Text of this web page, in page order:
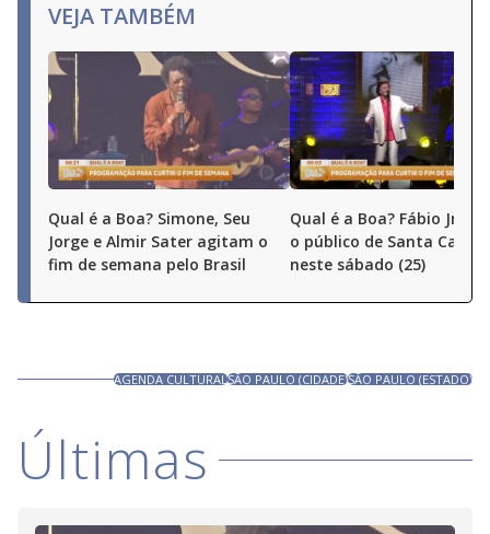
VEJA TAMBÉM
Qual é a Boa? Simone, Seu
Jorge e Almir Sater agitam o
fim de semana pelo Brasil
Qual é a Boa? Fábio Jr.
o público de Santa
neste sábado (25)
AGENDA CULTURALSÃO PAULO (CIDADE)SÃO PAULO (ESTADO)
Últimas